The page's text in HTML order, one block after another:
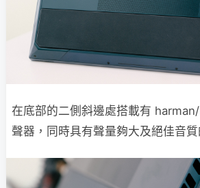
在底部的二側斜邊處搭載有
聲器，同時具有聲量夠大及絕佳音質